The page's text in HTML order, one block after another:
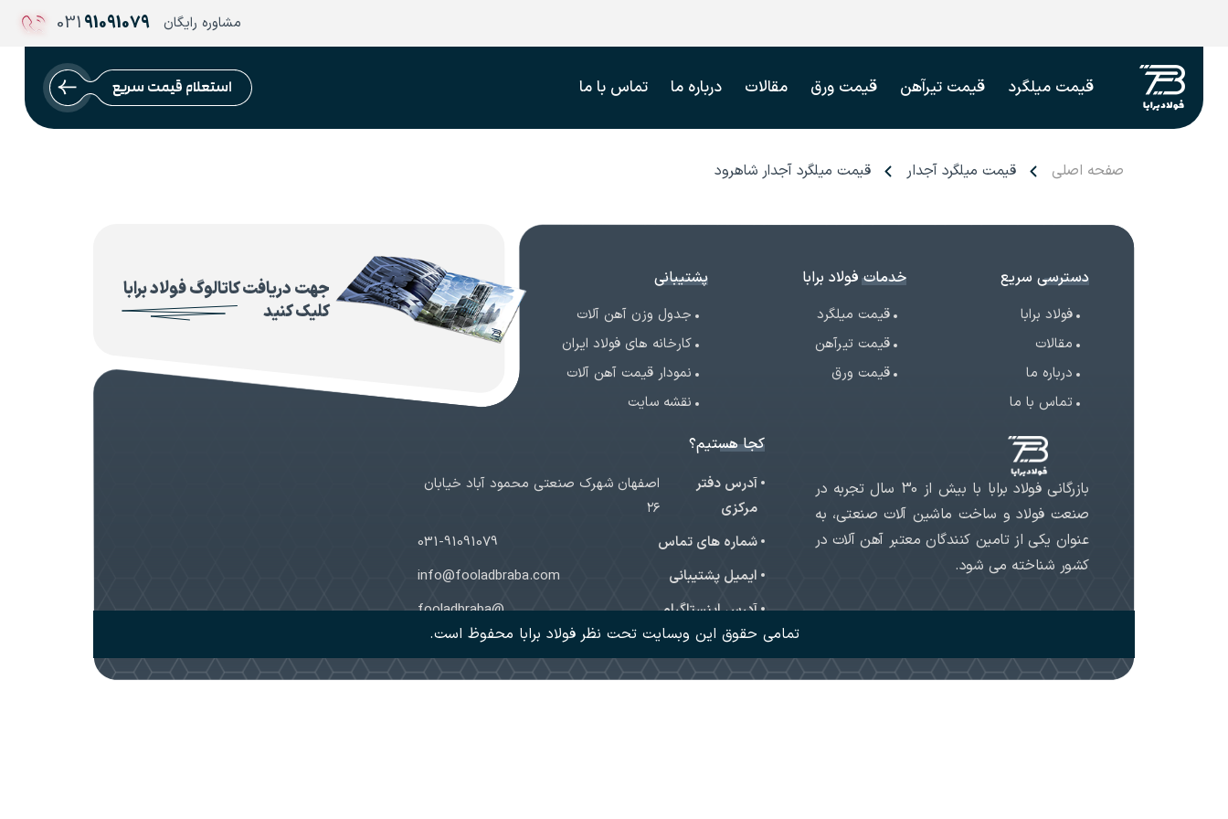
مشاوره رایگان 91091079
031
قیمت میلگرد قیمت تیرآهن قیمت ورق مقالات درباره ما تماس با ما استعلام قیمت سریع
صفحه اصلی قیمت میلگرد آجدار قیمت میلگرد آجدار شاهرود
جهت دریافت کاتالوگ فولاد برابا
کلیک کنید
دسترسی سریع
فولاد برابا
مقالات
درباره ما
تماس با ما
خدمات فولاد برابا
قیمت میلگرد
قیمت تیرآهن
قیمت ورق
پشتیبانی
جدول وزن آهن آلات
کارخانه های فولاد ایران
نمودار قیمت آهن آلات
نقشه سایت
بازرگانی فولاد برابا با بیش از 30 سال تجربه در
صنعت فولاد و ساخت ماشین آلات صنعتی، به
عنوان یکی از تامین کنندگان معتبر آهن آلات در
کشور شناخته می شود.
کجا هستیم؟
آدرس دفتر
مرکزی
اصفهان شهرک صنعتی محمود آباد خیابان
۲۶
شماره های تماس
031-91091079
ایمیل پشتیبانی
info@fooladbraba.com
آدرس اینستاگرام
@fooladbraba
تمامی حقوق این وبسایت تحت نظر فولاد برابا محفوظ است.